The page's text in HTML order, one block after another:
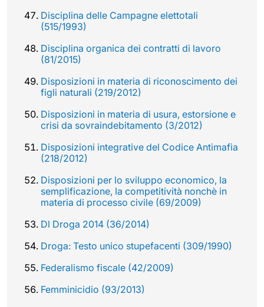
Disciplina delle Campagne elettotali
(515/1993)
Disciplina organica dei contratti di lavoro
(81/2015)
Disposizioni in materia di riconoscimento dei
figli naturali (219/2012)
Disposizioni in materia di usura, estorsione e
crisi da sovraindebitamento (3/2012)
Disposizioni integrative del Codice Antimafia
(218/2012)
Disposizioni per lo sviluppo economico, la
semplificazione, la competitività nonchè in
materia di processo civile (69/2009)
Dl Droga 2014 (36/2014)
Droga: Testo unico stupefacenti (309/1990)
Federalismo fiscale (42/2009)
Femminicidio (93/2013)